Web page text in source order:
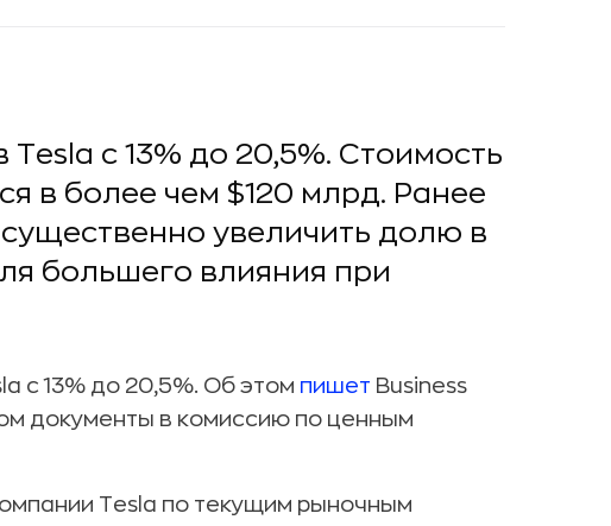
с 13% до 20,5%. Стоимость
в более чем $120 млрд. Ранее
увеличить долю в
большего влияния при
с 13% до 20,5%. Об этом пишет Business
документы в комиссию по ценным
Tesla по текущим рыночным